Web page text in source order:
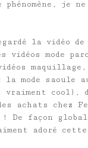
je
la vidéo de
vidéos mode
maquillage,
la mode saoule
cool),
achats chez
! De façon
adoré cette